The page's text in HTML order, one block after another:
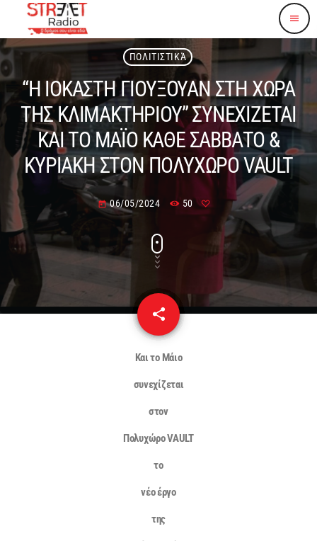
menu
ΠΟΛΙΤΙΣΤΙΚΆ
“Η ΙΟΚΑΣΤΗ ΓΙΟΥΞΟΥΑΝ ΣΤΗ ΧΩΡΑ
ΤΗΣ ΚΛΙΜΑΚΤΗΡΙΟΥ” ΣΥΝΕΧΙΖΕΤΑΙ
ΚΑΙ ΤΟ ΜΑΪΟ ΚΑΘΕ ΣΑΒΒΑΤΟ &
ΚΥΡΙΑΚΗ ΣΤΟΝ ΠΟΛΥΧΩΡΟ VAULT
today 06/05/2024 50
share
email
Και το Μάιο
συνεχίζεται
στον
Πολυχώρο VAULT
το
νέο έργο
της